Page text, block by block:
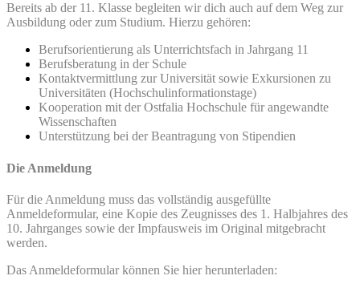
Bereits ab der 11. Klasse begleiten wir dich auch auf dem Weg zur
Ausbildung oder zum Studium. Hierzu gehören:
Berufsorientierung als Unterrichtsfach in Jahrgang 11
Berufsberatung in der Schule
Kontaktvermittlung zur Universität sowie Exkursionen zu
Universitäten (Hochschulinformationstage)
Kooperation mit der Ostfalia Hochschule für angewandte
Wissenschaften
Unterstützung bei der Beantragung von Stipendien
Die Anmeldung
Für die Anmeldung muss das vollständig ausgefüllte
Anmeldeformular, eine Kopie des Zeugnisses des 1. Halbjahres des
10. Jahrganges sowie der Impfausweis im Original mitgebracht
werden.
Das Anmeldeformular können Sie hier herunterladen: